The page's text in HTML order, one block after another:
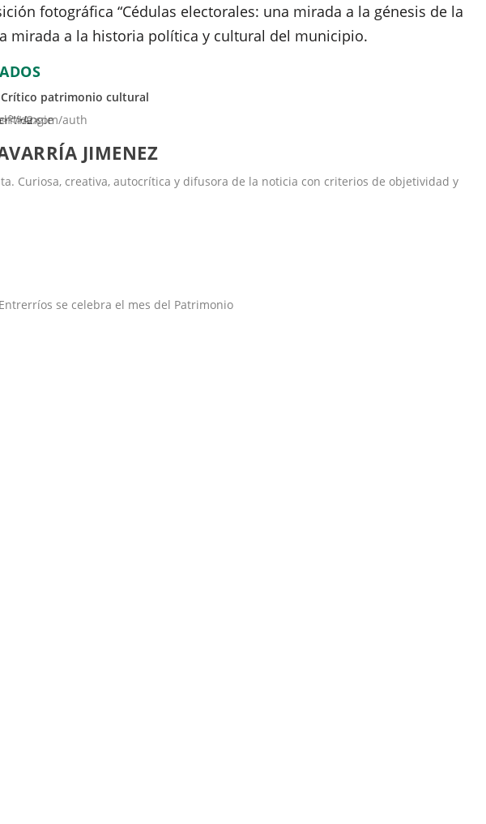
fotográfica “Cédulas electorales: una mirada a la génesis de la
mirada a la historia política y cultural del municipio.
patrimonio cultural
JIMENEZ
Curiosa, creativa, autocrítica y difusora de la noticia con criterios de objetividad y
se celebra el mes del Patrimonio